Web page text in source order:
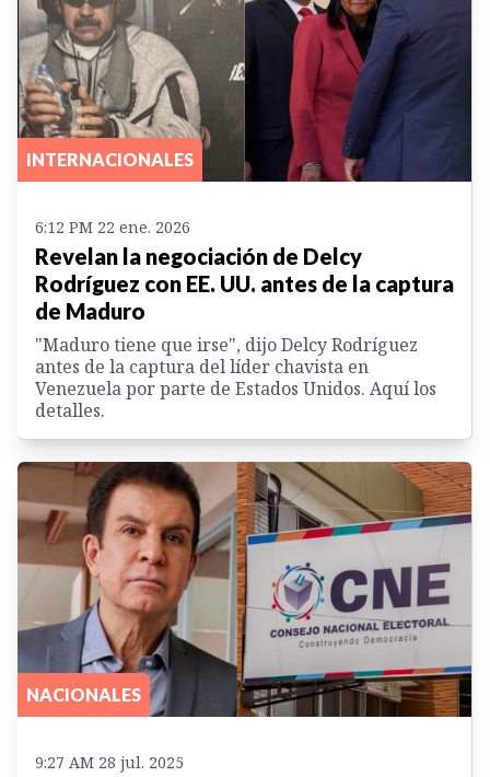
INTERNACIONALES
6:12 PM 22 ene. 2026
Revelan la negociación de Delcy
Rodríguez con EE. UU. antes de la captura
de Maduro
"Maduro tiene que irse", dijo Delcy Rodríguez
antes de la captura del líder chavista en
Venezuela por parte de Estados Unidos. Aquí los
detalles.
NACIONALES
9:27 AM 28 jul. 2025